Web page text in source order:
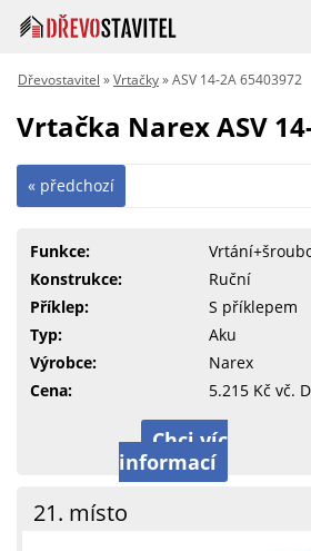
Dřevostavitel »Vrtačky» ASV 14-2A 65403972
Vrtačka Narex ASV
« předchozí
Funkce:
Konstrukce:
Ruční
Příklep:
S příklepem
Typ:
Aku
Výrobce:
Narex
Cena:
5.215 Kč vč.
Chci víc
informací
21. místo